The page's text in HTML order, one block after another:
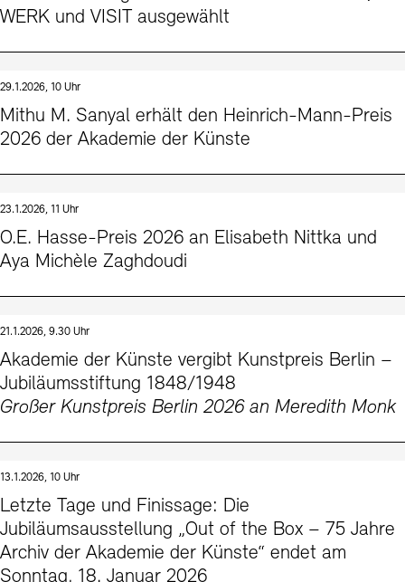
WERK und VISIT ausgewählt
29.1.2026, 10 Uhr
Mithu M. Sanyal erhält den Heinrich-Mann-Preis
2026 der Akademie der Künste
23.1.2026, 11 Uhr
O.E. Hasse-Preis 2026 an Elisabeth Nittka und
Aya Michèle Zaghdoudi
21.1.2026, 9.30 Uhr
Akademie der Künste vergibt Kunstpreis Berlin –
Jubiläumsstiftung 1848/1948
Großer Kunstpreis Berlin 2026 an Meredith Monk
13.1.2026, 10 Uhr
Letzte Tage und Finissage: Die
Jubiläumsausstellung „Out of the Box – 75 Jahre
Archiv der Akademie der Künste“ endet am
Sonntag, 18. Januar 2026